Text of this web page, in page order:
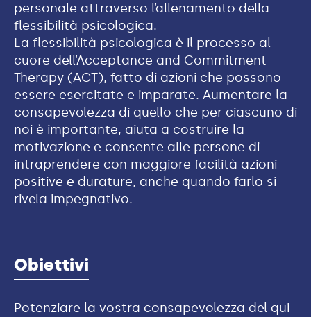
personale attraverso l’allenamento della
flessibilità psicologica.
La flessibilità psicologica è il processo al
cuore dell’Acceptance and Commitment
Therapy (ACT), fatto di azioni che possono
essere esercitate e imparate. Aumentare la
consapevolezza di quello che per ciascuno di
noi è importante, aiuta a costruire la
motivazione e consente alle persone di
intraprendere con maggiore facilità azioni
positive e durature, anche quando farlo si
rivela impegnativo.
Obiettivi
Potenziare la vostra consapevolezza del qui